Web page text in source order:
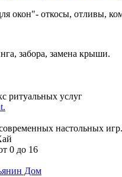
окон"- откосы, отливы,
забора, замена крыши.
ритуальных услуг
настольных игр.
0 до 16
Дом